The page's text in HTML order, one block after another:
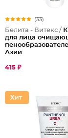
(33)
Белита - Витекс /
для лица
Азии
415 ₽